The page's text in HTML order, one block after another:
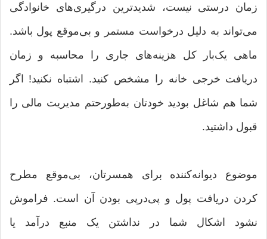
زمان درستی نیست، شدید‌ترین درگیری‌های خانوادگی
می‌تواند به دلیل درخواست مستمر و بی‌موقع پول باشد.
ماهی یک‌بار کل هزینه‌های جاری را محاسبه و زمان
دریافت خرجی خانه را مشخص کنید. اشتباه نکنید! اگر
شما هم شاغل بودید خودتان به‌طورحتم مدیریت مالی را
قبول داشتید.
موضوع دیوانه‌کننده برای همسرتان، بی‌موقع مطرح
کردن دریافت پول و پی‌درپی بودن آن است. فراموش
نشود اشکال شما در نداشتن یک منبع درآمد یا